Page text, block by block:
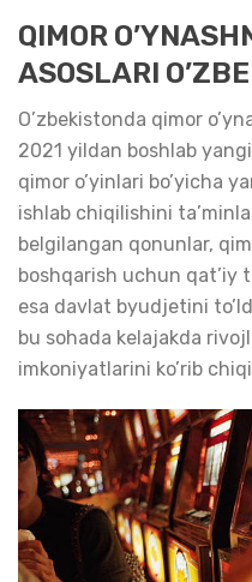
QIMOR
ASOSLARI
O’zbekistonda qimor
2021 yildan boshlab
qimor o’yinlari bo’yicha
ishlab chiqilishini
belgilangan qonunlar,
boshqarish uchun qat’iy
esa davlat byudjetini
bu sohada kelajakda
imkoniyatlarini ko’rib